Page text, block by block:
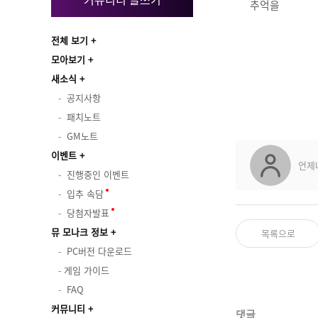
전체 보기
모아보기
새소식
공지사항
패치노트
GM노트
이벤트
진행중인 이벤트
입추 속담
당첨자발표
뮤 모나크 정보
PC버전 다운로드
게임 가이드
FAQ
커뮤니티
추억을
언제
목록으로
댓글